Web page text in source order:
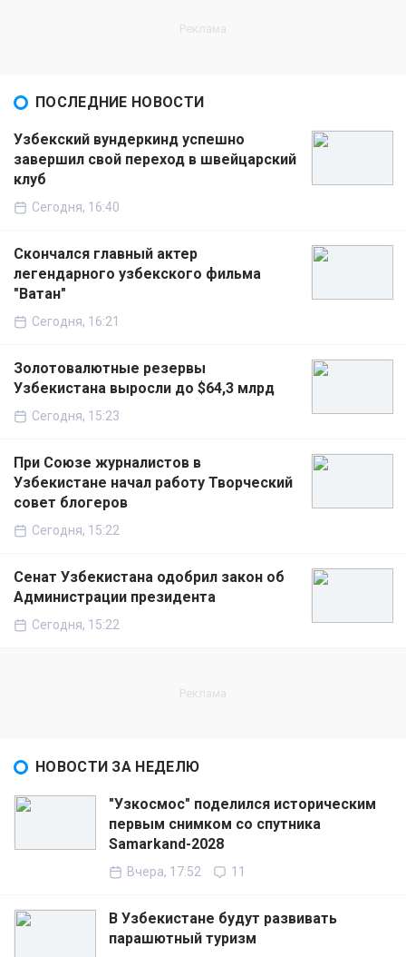
ПОСЛЕДНИЕ НОВОСТИ
Узбекский вундеркинд успешно
завершил свой переход в швейцарский
клуб
Сегодня, 16:40
Скончался главный актер
легендарного узбекского фильма
"Ватан"
Сегодня, 16:21
Золотовалютные резервы
Узбекистана выросли до $64,3 млрд
Сегодня, 15:23
При Союзе журналистов в
Узбекистане начал работу Творческий
совет блогеров
Сегодня, 15:22
Сенат Узбекистана одобрил закон об
Администрации президента
Сегодня, 15:22
НОВОСТИ ЗА НЕДЕЛЮ
"Узкосмос" поделился историческим
первым снимком со спутника
Samarkand-2028
Вчера, 17:52 11
В Узбекистане будут развивать
парашютный туризм